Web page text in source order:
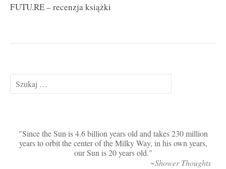
FUTU.RE – recenzja książki
Szukaj:
Since the Sun is 4.6 billion years old and takes 230 million
years to orbit the center of the Milky Way, in his own years,
our Sun is 20 years old.
~Shower Thoughts